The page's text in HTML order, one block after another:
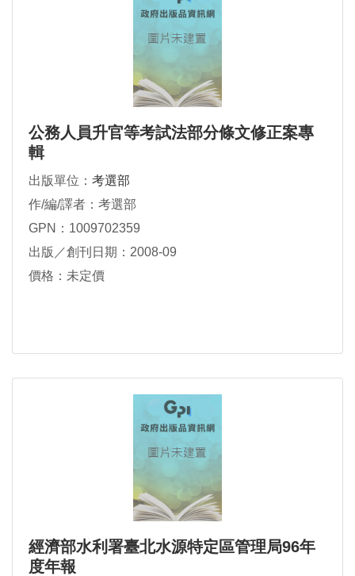
公務人員升官等考試法部分條文修正案專
輯
出版單位： 考選部
作/編/譯者：考選部
GPN：1009702359
出版／創刊日期：2008-09
價格：未定價
經濟部水利署臺北水源特定區管理局96年
度年報